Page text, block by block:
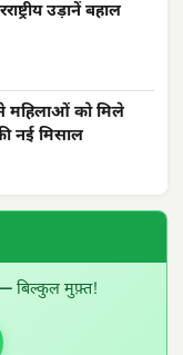
उड़ानें बहाल
महिलाओं को मिले
नई मिसाल
बिल्कुल मुफ़्त!